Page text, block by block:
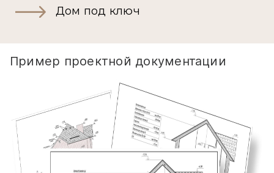
Дом под ключ
Пример проектной документации